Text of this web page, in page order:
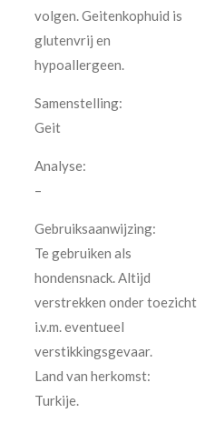
volgen. Geitenkophuid is
glutenvrij en
hypoallergeen.
Samenstelling:
Geit
Analyse:
–
Gebruiksaanwijzing:
Te gebruiken als
hondensnack. Altijd
verstrekken onder toezicht
i.v.m. eventueel
verstikkingsgevaar.
Land van herkomst:
Turkije.